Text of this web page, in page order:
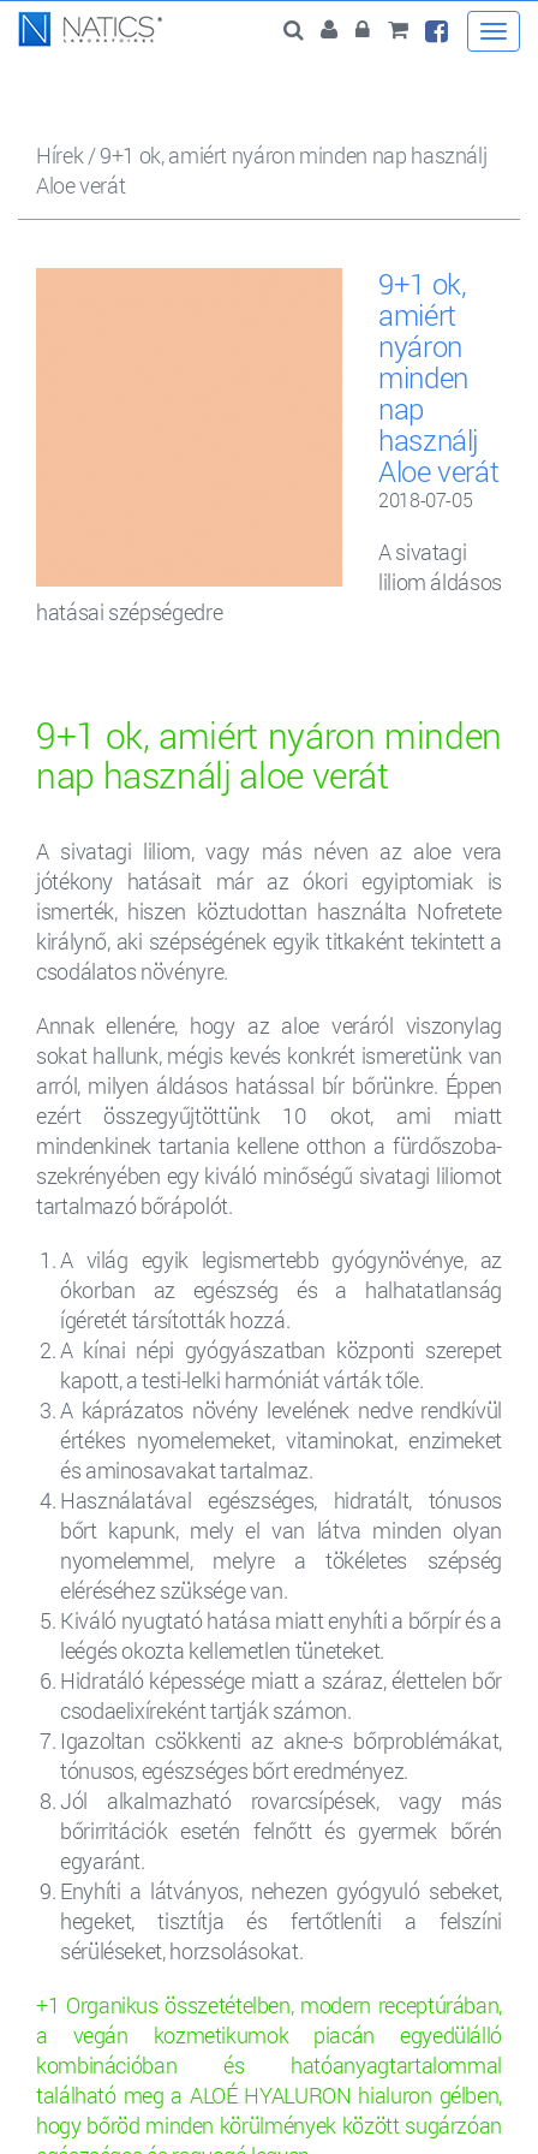
Hírek/9+1 ok, amiért nyáron minden nap használj
Aloe verát
9+1 ok,
amiért
nyáron
minden
nap
használj
Aloe verát
2018-07-05
A sivatagi
liliom áldásos
hatásai szépségedre
9+1 ok, amiért nyáron minden
nap használj aloe verát
A sivatagi liliom, vagy más néven az aloe vera
jótékony hatásait már az ókori egyiptomiak is
ismerték, hiszen köztudottan használta Nofretete
királynő, aki szépségének egyik titkaként tekintett a
csodálatos növényre.
Annak ellenére, hogy az aloe veráról viszonylag
sokat hallunk, mégis kevés konkrét ismeretünk van
arról, milyen áldásos hatással bír bőrünkre. Éppen
ezért összegyűjtöttünk 10 okot, ami miatt
mindenkinek tartania kellene otthon a fürdőszoba-
szekrényében egy kiváló minőségű sivatagi liliomot
tartalmazó bőrápolót.
A világ egyik legismertebb gyógynövénye, az
ókorban az egészség és a halhatatlanság
ígéretét társították hozzá.
A kínai népi gyógyászatban központi szerepet
kapott, a testi-lelki harmóniát várták tőle.
A káprázatos növény levelének nedve rendkívül
értékes nyomelemeket, vitaminokat, enzimeket
és aminosavakat tartalmaz.
Használatával egészséges, hidratált, tónusos
bőrt kapunk, mely el van látva minden olyan
nyomelemmel, melyre a tökéletes szépség
eléréséhez szüksége van.
Kiváló nyugtató hatása miatt enyhíti a bőrpír és a
leégés okozta kellemetlen tüneteket.
Hidratáló képessége miatt a száraz, élettelen bőr
csodaelixíreként tartják számon.
Igazoltan csökkenti az akne-s bőrproblémákat,
tónusos, egészséges bőrt eredményez.
Jól alkalmazható rovarcsípések, vagy más
bőrirritációk esetén felnőtt és gyermek bőrén
egyaránt.
Enyhíti a látványos, nehezen gyógyuló sebeket,
hegeket, tisztítja és fertőtleníti a felszíni
sérüléseket, horzsolásokat.
+1 Organikus összetételben, modern receptúrában,
a vegán kozmetikumok piacán egyedülálló
kombinációban és hatóanyagtartalommal
található meg a ALOÉ HYALURON hialuron gélben,
hogy bőröd minden körülmények között sugárzóan